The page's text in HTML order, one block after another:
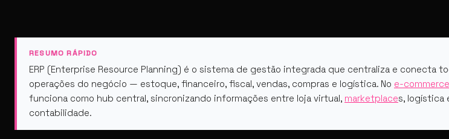
RESUMO RÁPIDO
ERP (Enterprise Resource Planning) é o sistema de gestão integrada que centraliza e conecta
operações do negócio — estoque, financeiro, fiscal, vendas, compras e logística. No e-commerce
funciona como hub central, sincronizando informações entre loja virtual, marketplaces, logística
contabilidade.